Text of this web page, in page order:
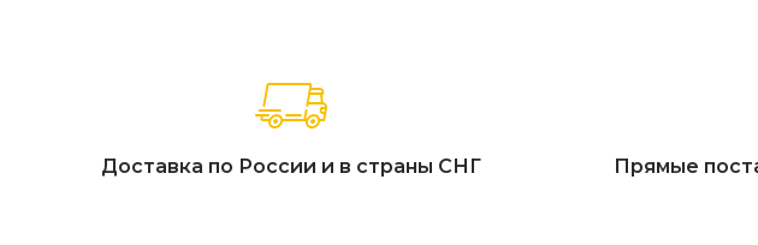
Доставка по России и в страны СНГ Прямые